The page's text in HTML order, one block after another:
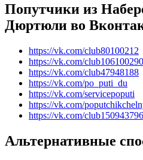
Попутчики из
Дюртюли во
https://vk.com/club80100212
https://vk.com/club106100290
https://vk.com/club47948188
https://vk.com/po_puti_du
https://vk.com/servicepoputi
https://vk.com/
https://vk.com/club150943796
Альтернативные